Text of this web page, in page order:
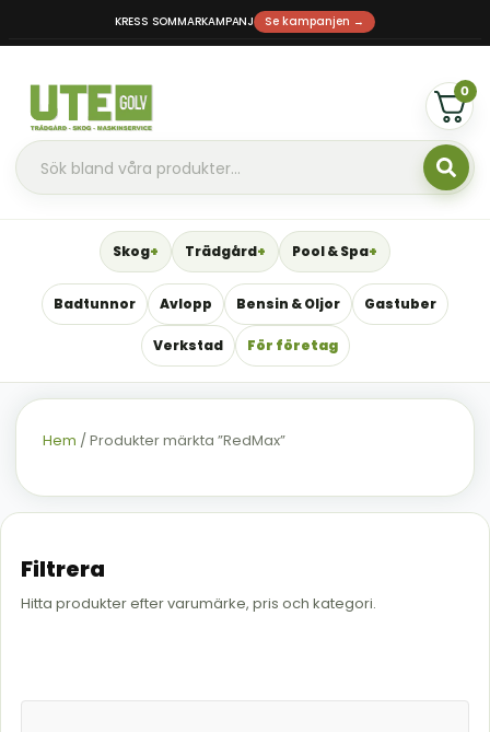
KRESS SOMMARKAMPANJ Se kampanjen →
0
Skog Trädgård Pool & Spa
Badtunnor Avlopp Bensin & Oljor Gastuber
Verkstad För företag
Hem / Produkter märkta ”RedMax”
Filtrera
Hitta produkter efter varumärke, pris och kategori.